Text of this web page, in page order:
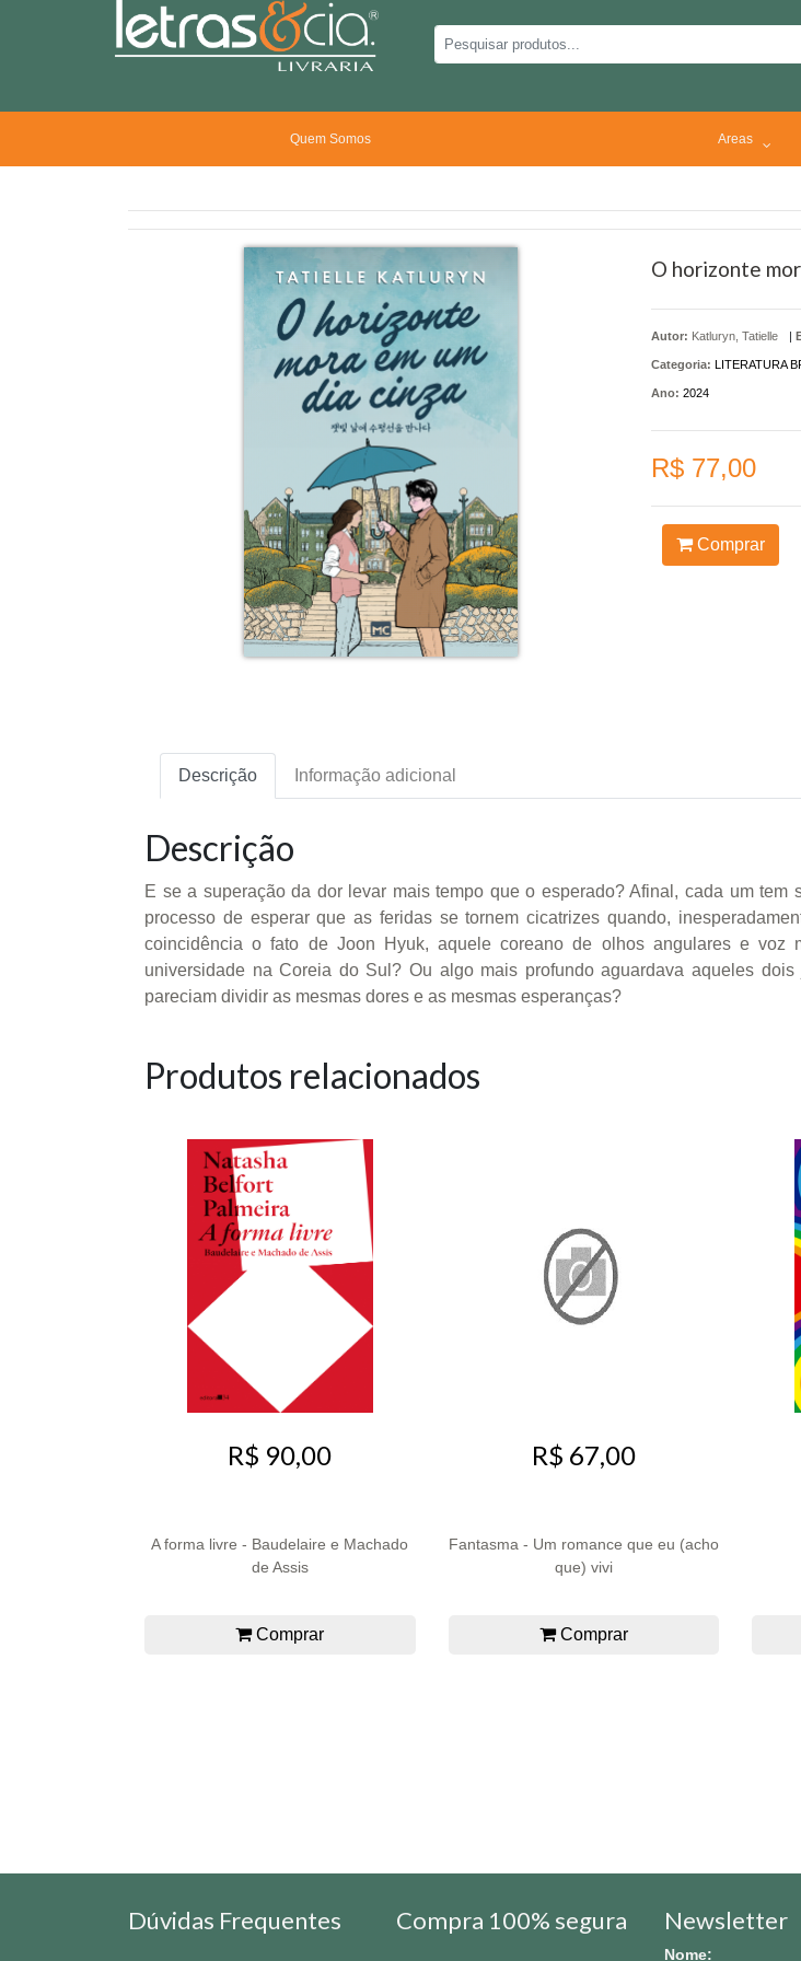
Quem Somos Areas
O horizonte
Autor: Katluryn, Tatielle |
Categoria: LITERATURA
Ano: 2024
R$ 77,00
Comprar
Descrição Informação adicional
Descrição
E se a superação da dor levar mais tempo que o esperado? Afinal, cada um
processo de esperar que as feridas se tornem cicatrizes quando,
coincidência o fato de Joon Hyuk, aquele coreano de olhos angulares e voz
universidade na Coreia do Sul? Ou algo mais profundo aguardava aqueles
pareciam dividir as mesmas dores e as mesmas esperanças?
Produtos relacionados
R$ 90,00
A forma livre - Baudelaire e Machado
de Assis
Comprar
R$ 67,00
Fantasma - Um romance que eu (acho
que) vivi
Comprar
Dúvidas Frequentes Compra 100% segura Newsletter
Nome: